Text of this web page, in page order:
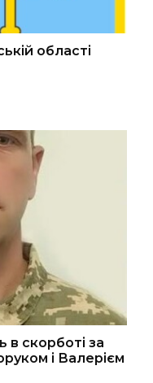
області
в скорботі за
і Валерієм